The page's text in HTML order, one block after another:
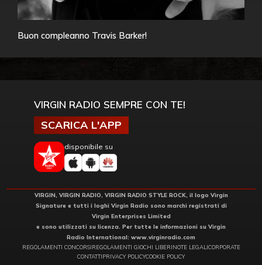
Buon compleanno Travis Barker!
VIRGIN RADIO SEMPRE CON TE!
SCARICA L'APP
disponibile su
VIRGIN, VIRGIN RADIO, VIRGIN RADIO STYLE ROCK, il logo Virgin
Signature e tutti i loghi Virgin Radio sono marchi registrati di
Virgin Enterprises Limited
e sono utilizzati su licenza. Per tutte le informazioni su Virgin
Radio International: www.virginradio.com
REGOLAMENTI CONCORSIREGOLAMENTI GIOCHI LIBERINOTE LEGALICORPORATE
CONTATTIPRIVACY POLICYCOOKIE POLICY